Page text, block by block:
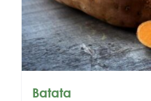
Batata